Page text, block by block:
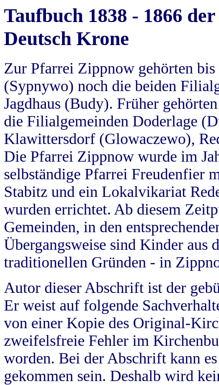
Taufbuch 1838 - 1866
Deutsch Krone
Zur Pfarrei Zippnow gehörten
(Sypnywo) noch die beiden
Jagdhaus (Budy). Früher
die Filialgemeinden Doderlage
Klawittersdorf (Glowaczewo),
Die Pfarrei Zippnow wurde im
selbständige Pfarrei Freudenfier
Stabitz und ein Lokalvikariat
wurden errichtet. Ab diesem
Gemeinden, in den
Übergangsweise sind Kinder aus
traditionellen Gründen - in
Autor dieser Abschrift ist der
Er weist auf folgende
von einer Kopie des Original-
zweifelsfreie Fehler im
worden. Bei der Abschrift kann
gekommen sein. Deshalb wird